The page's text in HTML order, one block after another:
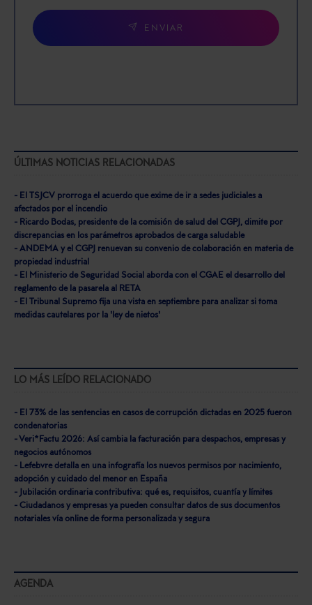
ENVIAR
ÚLTIMAS NOTICIAS RELACIONADAS
- El TSJCV prorroga el acuerdo que exime de ir a sedes judiciales a
afectados por el incendio
- Ricardo Bodas, presidente de la comisión de salud del CGPJ, dimite por
discrepancias en los parámetros aprobados de carga saludable
- ANDEMA y el CGPJ renuevan su convenio de colaboración en materia de
propiedad industrial
- El Ministerio de Seguridad Social aborda con el CGAE el desarrollo del
reglamento de la pasarela al RETA
- El Tribunal Supremo fija una vista en septiembre para analizar si toma
medidas cautelares por la 'ley de nietos'
LO MÁS LEÍDO RELACIONADO
- El 73% de las sentencias en casos de corrupción dictadas en 2025 fueron
condenatorias
- Veri*Factu 2026: Así cambia la facturación para despachos, empresas y
negocios autónomos
- Lefebvre detalla en una infografía los nuevos permisos por nacimiento,
adopción y cuidado del menor en España
- Jubilación ordinaria contributiva: qué es, requisitos, cuantía y límites
- Ciudadanos y empresas ya pueden consultar datos de sus documentos
notariales vía online de forma personalizada y segura
AGENDA